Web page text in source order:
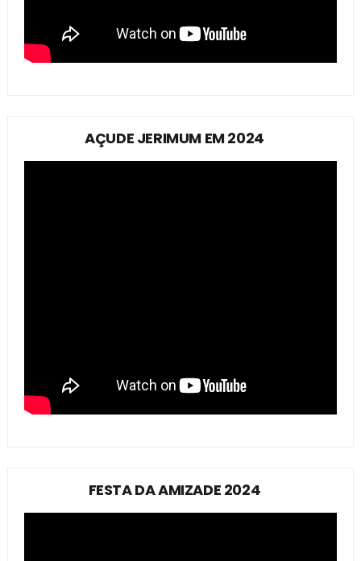
AÇUDE JERIMUM EM 2024
FESTA DA AMIZADE 2024